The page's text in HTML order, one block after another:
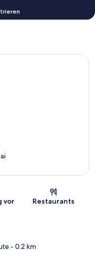
vor
Restaurants
- 0.2 km